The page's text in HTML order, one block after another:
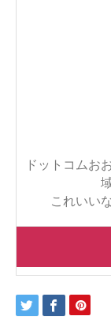
ドットコムお
これいい